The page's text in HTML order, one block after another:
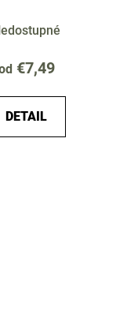
€7,49
DETAIL